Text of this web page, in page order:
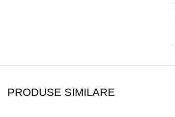
PRODUSE SIMILARE